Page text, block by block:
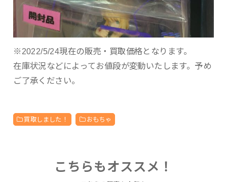
※2022/5/24現在の販売・買取価格となります。
在庫状況などによってお値段が変動いたします。予め
ご了承ください。
買取しました！ おもちゃ
こちらもオススメ！